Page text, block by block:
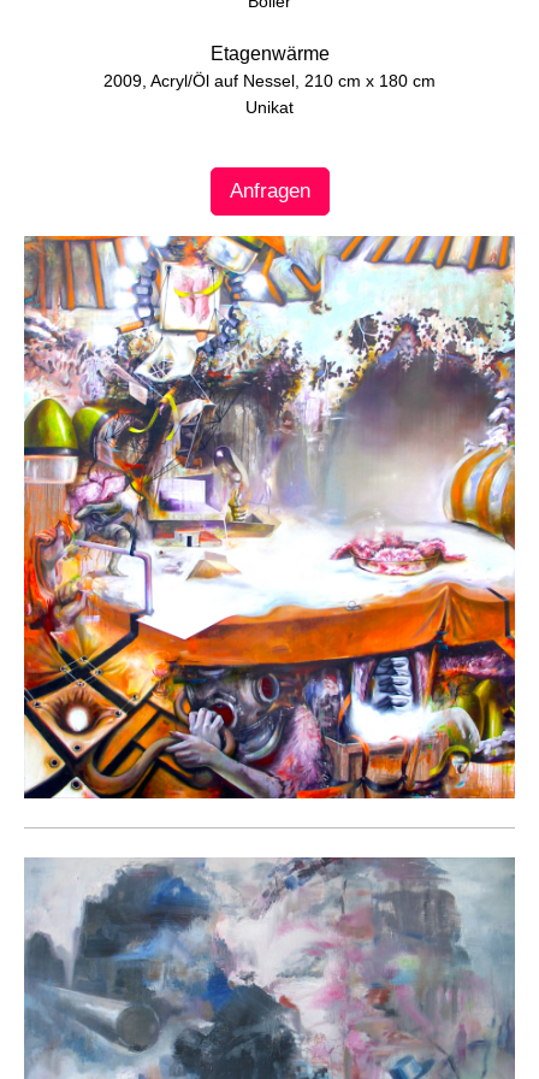
Etagenwärme
2009, Acryl/Öl auf Nessel, 210 cm x 180 cm
Unikat
Anfragen